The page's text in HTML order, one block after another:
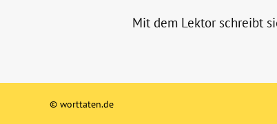
Mit dem Lektor schreibt
© worttaten.de